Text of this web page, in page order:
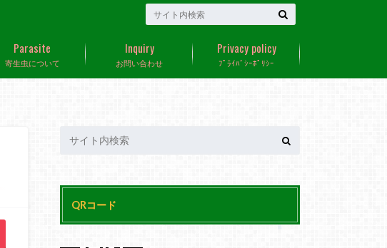
寄生虫について
Parasite
お問い合わせ
Inquiry
ﾌﾟﾗｲﾊﾞｼｰﾎﾟﾘｼｰ
Privacy policy
QRコード